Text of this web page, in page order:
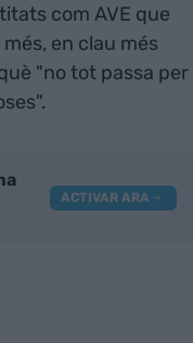
com AVE que
en clau més
"no tot passa per
ACTIVAR ARA